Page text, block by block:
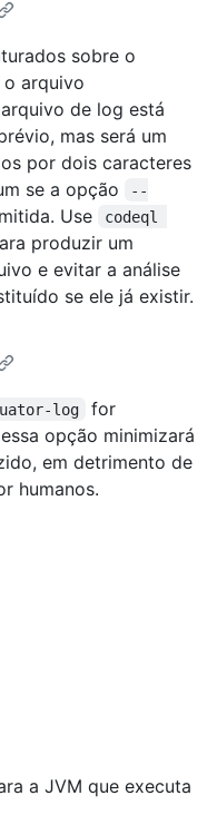
sobre o
arquivo
de log está
mas será um
por dois caracteres
se a opção
--
Use
codeql
produzir um
e evitar a análise
se ele já existir.
log
for
opção minimizará
em detrimento de
humanos.
a JVM que executa